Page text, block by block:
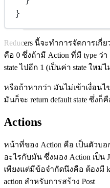
}
Reducers นี้จะทำการจัดการเกี่
คือ 0 ซึ่งถ้ามี Action ที่มี type ว่า
state ไปอีก 1 (เป็นค่า state ใหม่
หรือถ้าหากว่า มันไม่เข้าเงื่อนไ
มันก็จะ return default state ซึ่งก็
Actions
หน้าที่ของ Action คือ เป็นตัวบ
อะไรกับมัน ซึ่งมอง Action เป็น
เพียงแต่มีข้อจำกัดนึงคือ ต้องมี
action สำหรับการสร้าง Post